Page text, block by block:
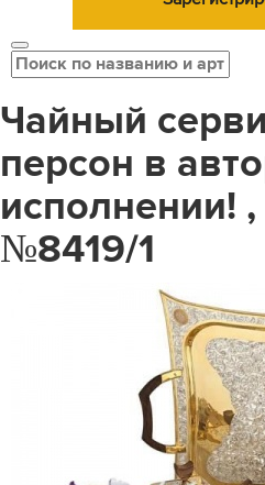
Чайный
персон в
исполнении! ,
№8419/1